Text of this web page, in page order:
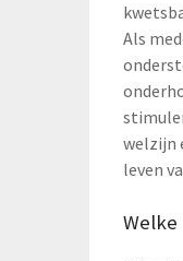
Als
welzijn
leven